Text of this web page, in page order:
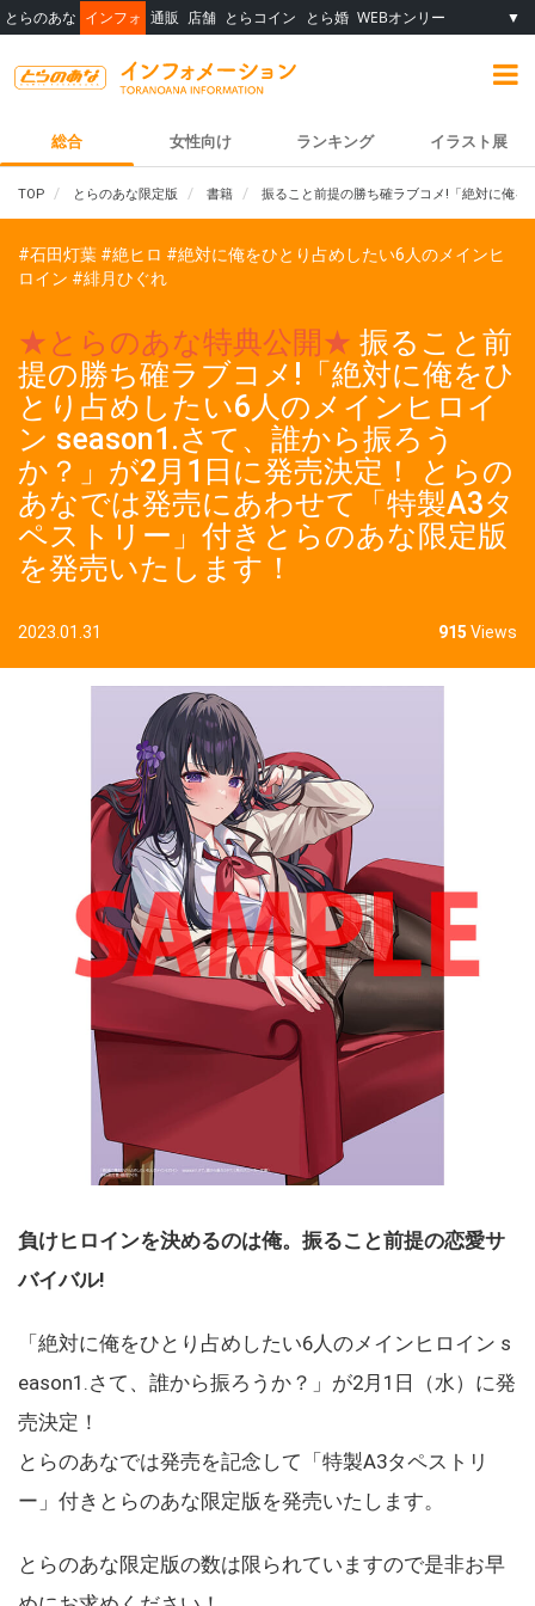
とらのあな インフォ 通販 店舗 とらコイン とら婚 WEBオンリー ▼
総合 女性向け ランキング イラスト展
TOP とらのあな限定版 書籍 振ること前提の勝ち確ラブコメ!「絶対に俺
#石田灯葉 #絶ヒロ #絶対に俺をひとり占めしたい6人のメインヒ
ロイン #緋月ひぐれ
★とらのあな特典公開★ 振ること前
提の勝ち確ラブコメ!「絶対に俺をひ
とり占めしたい6人のメインヒロイ
ン season1.さて、誰から振ろう
か？」が2月1日に発売決定！ とらの
あなでは発売にあわせて「特製A3タ
ペストリー」付きとらのあな限定版
を発売いたします！
2023.01.31 915 Views
負けヒロインを決めるのは俺。振ること前提の恋愛サ
バイバル!
「絶対に俺をひとり占めしたい6人のメインヒロイン s
eason1.さて、誰から振ろうか？」が2月1日（水）に発
売決定！
とらのあなでは発売を記念して「特製A3タペストリ
ー」付きとらのあな限定版を発売いたします。
とらのあな限定版の数は限られていますので是非お早